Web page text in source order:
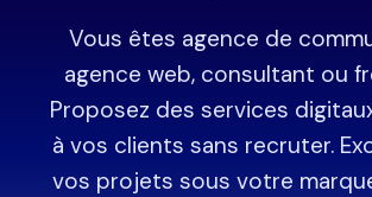
Vous êtes agence de
agence web, consultant ou
Proposez des services
à vos clients sans recruter.
vos projets sous votre